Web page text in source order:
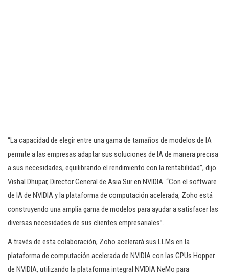
“La capacidad de elegir entre una gama de tamaños de modelos de IA
permite a las empresas adaptar sus soluciones de IA de manera precisa
a sus necesidades, equilibrando el rendimiento con la rentabilidad”, dijo
Vishal Dhupar, Director General de Asia Sur en NVIDIA. “Con el software
de IA de NVIDIA y la plataforma de computación acelerada, Zoho está
construyendo una amplia gama de modelos para ayudar a satisfacer las
diversas necesidades de sus clientes empresariales”.
A través de esta colaboración, Zoho acelerará sus LLMs en la
plataforma de computación acelerada de NVIDIA con las GPUs Hopper
de NVIDIA, utilizando la plataforma integral NVIDIA NeMo para